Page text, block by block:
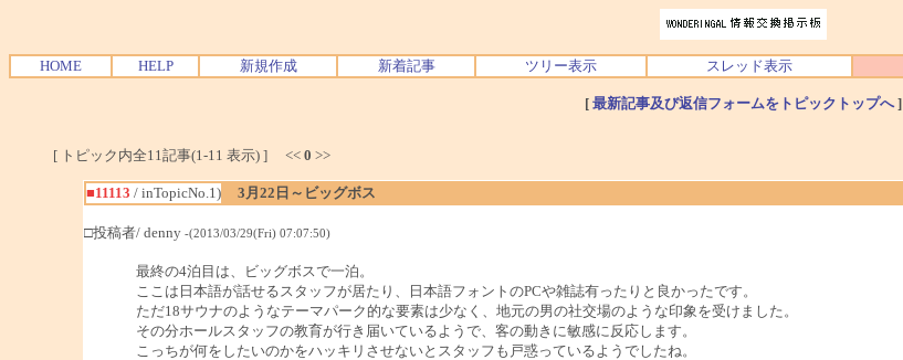
HOME HELP 新規作成 新着記事 ツリー表示 スレッド表示
[ 最新記事及び返信フォームをトピックトップへ]
[ トピック内全11記事(1-11 表示) ] << 0 >>
■11113 / inTopicNo.1)
3月22日～ビッグボス
□投稿者/ denny -(2013/03/29(Fri) 07:07:50)
最終の4泊目は、ビッグボスで一泊。
ここは日本語が話せるスタッフが居たり、日本語フォントのPCや雑誌有ったりと良かったです。
ただ18サウナのようなテーマパーク的な要素は少なく、地元の男の社交場のような印象を受けました。
その分ホールスタッフの教育が行き届いているようで、客の動きに敏感に反応します。
こっちが何をしたいのかをハッキリさせないとスタッフも戸惑っているようでしたね。